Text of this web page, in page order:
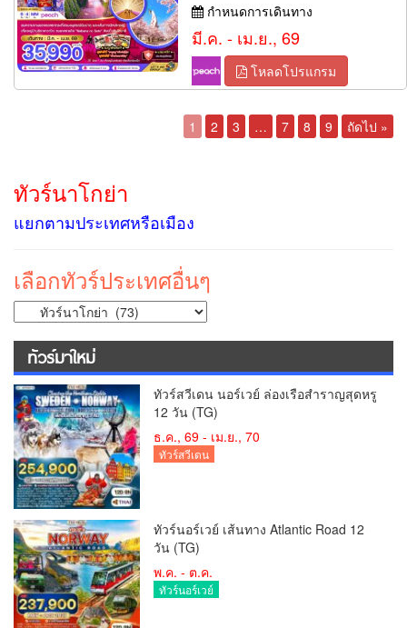
กำหนดการเดินทาง
มี.ค. - เม.ย., 69
โหลดโปรแกรม
1 2 3 … 7 8 9 ถัดไป »
ทัวร์นาโกย่า
แยกตามประเทศหรือเมือง
เลือกทัวร์ประเทศอื่นๆ
ทัวร์มาใหม่
ทัวร์สวีเดน นอร์เวย์ ล่องเรือสำราญสุดหรู
12 วัน (TG)
ธ.ค., 69 - เม.ย., 70
ทัวร์สวีเดน
ทัวร์นอร์เวย์ เส้นทาง Atlantic Road 12
วัน (TG)
พ.ค. - ต.ค.
ทัวร์นอร์เวย์